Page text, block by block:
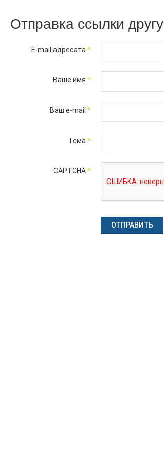
Отправка ссылки другу
E-mail адресата *
Ваше имя *
Ваш e-mail *
Тема *
CAPTCHA*
ОТПРАВИТЬ